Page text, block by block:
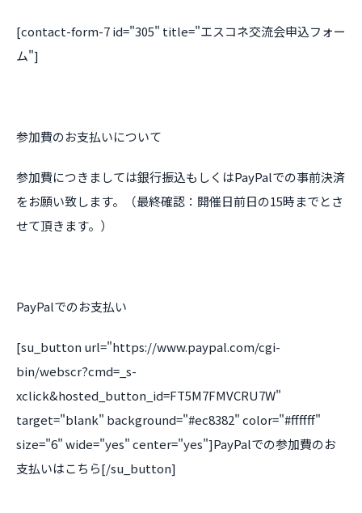
[contact-form-7 id="305" title="エスコネ交流会申込フォー
ム"]
参加費のお支払いについて
参加費につきましては銀行振込もしくはPayPalでの事前決済
をお願い致します。（最終確認：開催日前日の15時までとさ
せて頂きます。）
PayPalでのお支払い
[su_button url="https://www.paypal.com/cgi-
bin/webscr?cmd=_s-
xclick&hosted_button_id=FT5M7FMVCRU7W"
target="blank" background="#ec8382" color="#ffffff"
size="6" wide="yes" center="yes"]PayPalでの参加費のお
支払いはこちら[/su_button]